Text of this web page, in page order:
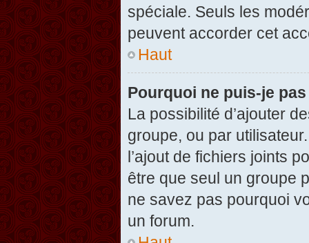
spéciale. Seuls les
peuvent accorder cet
Haut
Pourquoi ne puis-je
La possibilité d’ajouter
groupe, ou par
l’ajout de fichiers joints
être que seul un groupe
ne savez pas pourquoi
un forum.